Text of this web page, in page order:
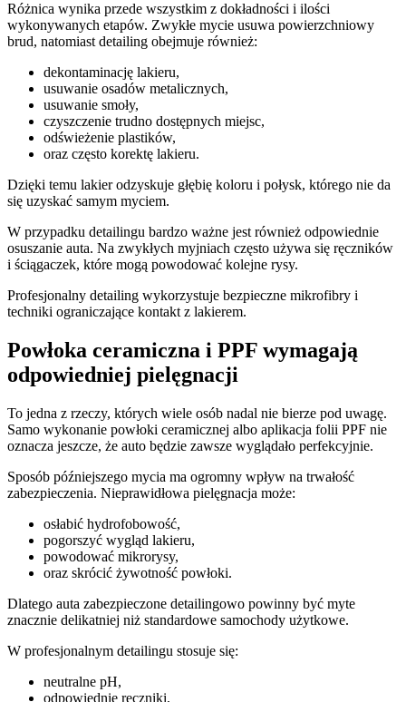
Różnica wynika przede wszystkim z dokładności i ilości
wykonywanych etapów. Zwykłe mycie usuwa powierzchniowy
brud, natomiast detailing obejmuje również:
dekontaminację lakieru,
usuwanie osadów metalicznych,
usuwanie smoły,
czyszczenie trudno dostępnych miejsc,
odświeżenie plastików,
oraz często korektę lakieru.
Dzięki temu lakier odzyskuje głębię koloru i połysk, którego nie da
się uzyskać samym myciem.
W przypadku detailingu bardzo ważne jest również odpowiednie
osuszanie auta. Na zwykłych myjniach często używa się ręczników
i ściągaczek, które mogą powodować kolejne rysy.
Profesjonalny detailing wykorzystuje bezpieczne mikrofibry i
techniki ograniczające kontakt z lakierem.
Powłoka ceramiczna i PPF wymagają
odpowiedniej pielęgnacji
To jedna z rzeczy, których wiele osób nadal nie bierze pod uwagę.
Samo wykonanie powłoki ceramicznej albo aplikacja folii PPF nie
oznacza jeszcze, że auto będzie zawsze wyglądało perfekcyjnie.
Sposób późniejszego mycia ma ogromny wpływ na trwałość
zabezpieczenia. Nieprawidłowa pielęgnacja może:
osłabić hydrofobowość,
pogorszyć wygląd lakieru,
powodować mikrorysy,
oraz skrócić żywotność powłoki.
Dlatego auta zabezpieczone detailingowo powinny być myte
znacznie delikatniej niż standardowe samochody użytkowe.
W profesjonalnym detailingu stosuje się:
neutralne pH,
odpowiednie ręczniki,